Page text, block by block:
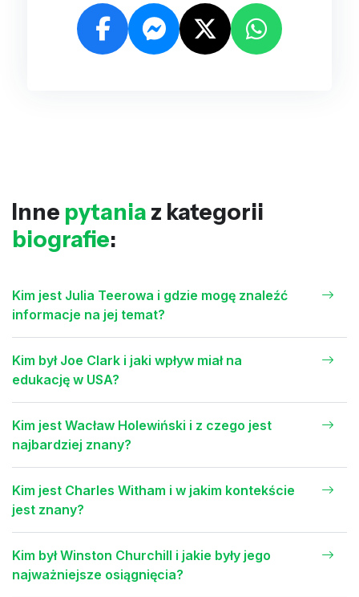
Inne pytania z kategorii
biografie:
Kim jest Julia Teerowa i gdzie mogę znaleźć
informacje na jej temat?
Kim był Joe Clark i jaki wpływ miał na
edukację w USA?
Kim jest Wacław Holewiński i z czego jest
najbardziej znany?
Kim jest Charles Witham i w jakim kontekście
jest znany?
Kim był Winston Churchill i jakie były jego
najważniejsze osiągnięcia?